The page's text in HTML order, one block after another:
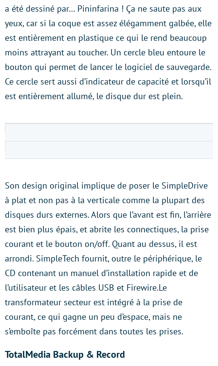
a été dessiné par… Pininfarina ! Ça ne saute pas aux
yeux, car si la coque est assez élégamment galbée, elle
est entièrement en plastique ce qui le rend beaucoup
moins attrayant au toucher. Un cercle bleu entoure le
bouton qui permet de lancer le logiciel de sauvegarde.
Ce cercle sert aussi d’indicateur de capacité et lorsqu’il
est entièrement allumé, le disque dur est plein.
Son design original implique de poser le SimpleDrive
à plat et non pas à la verticale comme la plupart des
disques durs externes. Alors que l’avant est fin, l’arrière
est bien plus épais, et abrite les connectiques, la prise
courant et le bouton on/off. Quant au dessus, il est
arrondi. SimpleTech fournit, outre le périphérique, le
CD contenant un manuel d’installation rapide et de
l’utilisateur et les câbles USB et Firewire.Le
transformateur secteur est intégré à la prise de
courant, ce qui gagne un peu d’espace, mais ne
s’emboîte pas forcément dans toutes les prises.
TotalMedia Backup & Record